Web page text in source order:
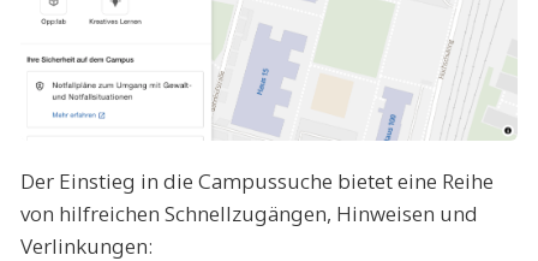
Der Einstieg in die Campussuche bietet eine Reihe
von hilfreichen Schnellzugängen, Hinweisen und
Verlinkungen: